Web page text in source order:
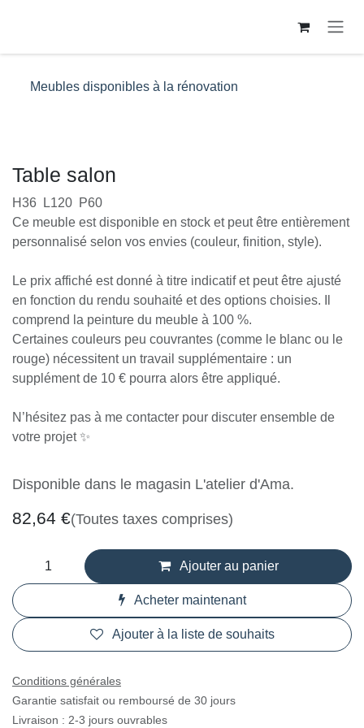
Meubles disponibles à la rénovation
Table salon
H36 L120 P60
Ce meuble est disponible en stock et peut être
entièrement personnalisé selon vos envies (couleur,
Le prix affiché est donné à titre indicatif et peut être
ajusté en fonction du rendu souhaité et des options
choisies. Il comprend la peinture du meuble à 100
%.
Certaines couleurs peu couvrantes (comme le
supplémentaire : un supplément de 10 € pourra
alors être appliqué.
N’hésitez pas à me contacter pour discuter
ensemble de votre projet ✨
82,64 (Toutes taxes comprises)
Ajouter au panier
Ajouter à la liste de souhaits